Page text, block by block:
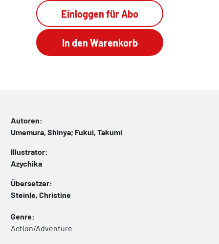
Einloggen für Abo
Autoren:
Umemura, Shinya; Fukui, Takumi
Illustrator:
Azychika
Übersetzer:
Steinle, Christine
Genre:
Action/Adventure